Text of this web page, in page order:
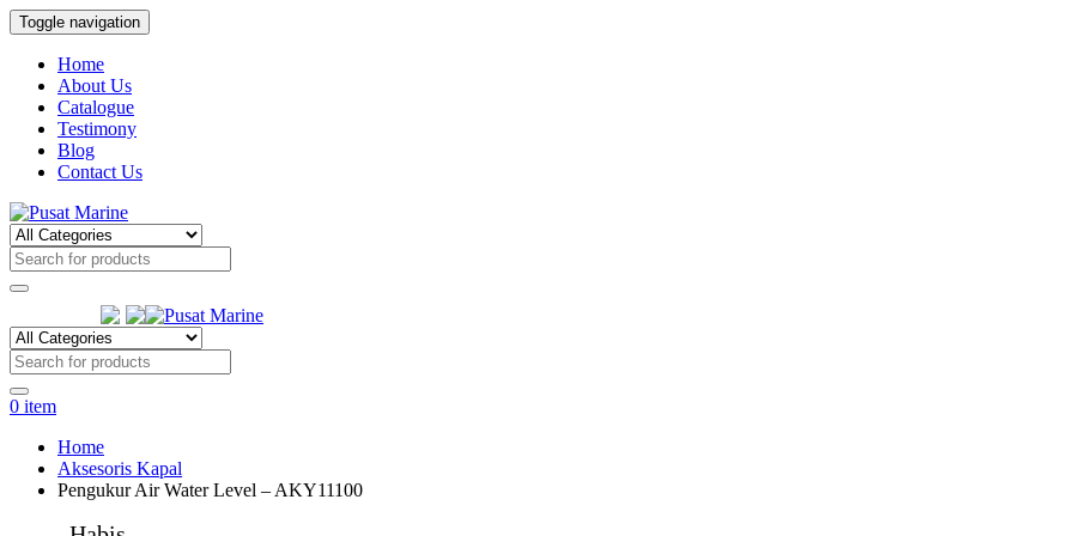
Toggle navigation
Home
About Us
Catalogue
Testimony
Blog
Contact Us
0 item
Home
Aksesoris Kapal
Pengukur Air Water Level – AKY11100